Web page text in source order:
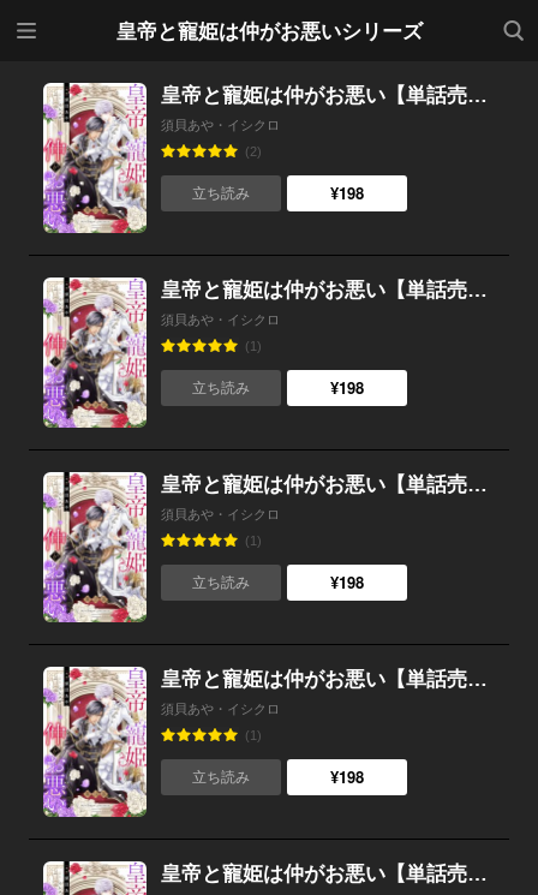
皇帝と寵姫は仲がお悪いシリーズ
検索
皇帝と寵姫は仲がお悪い【単話売】 17話
須貝あや・イシクロ
(2)
立ち読み ¥198
皇帝と寵姫は仲がお悪い【単話売】 16話
須貝あや・イシクロ
(1)
立ち読み ¥198
皇帝と寵姫は仲がお悪い【単話売】 15話
須貝あや・イシクロ
(1)
立ち読み ¥198
皇帝と寵姫は仲がお悪い【単話売】 14話
須貝あや・イシクロ
(1)
立ち読み ¥198
皇帝と寵姫は仲がお悪い【単話売】 13話